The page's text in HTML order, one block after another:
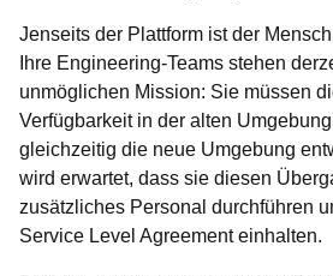
Jenseits der Plattform ist der
Ihre Engineering-Teams stehen
unmöglichen Mission: Sie müssen
Verfügbarkeit in der alten
gleichzeitig die neue Umgebung
wird erwartet, dass sie diesen
zusätzliches Personal durchführen
Service Level Agreement einhalten.